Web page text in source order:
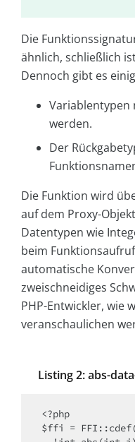
Die
ähnlich, schließlich
Dennoch gibt es
werden.
Der
Die Funktion wird
auf dem Proxy-
Datentypen wie
beim
automatische
zweischneidiges
PHP-Entwickler, wie
veranschaulichen
Listing 2: abs-
<?php
$ffi =